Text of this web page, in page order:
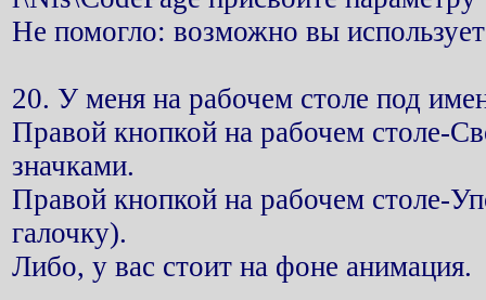
Не помогло: возможно вы
20. У меня на рабочем столе под
Правой кнопкой на рабочем столе-
значками.
Правой кнопкой на рабочем столе-
галочку).
Либо, у вас стоит на фоне анимация.